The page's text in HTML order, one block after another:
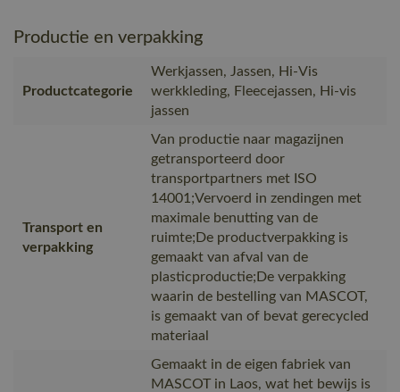
Productie en verpakking
Productcategorie
Werkjassen, Jassen, Hi-Vis
werkkleding, Fleecejassen, Hi-vis
jassen
Transport en
verpakking
Van productie naar magazijnen
getransporteerd door
transportpartners met ISO
14001;Vervoerd in zendingen met
maximale benutting van de
ruimte;De productverpakking is
gemaakt van afval van de
plasticproductie;De verpakking
waarin de bestelling van MASCOT,
is gemaakt van of bevat gerecycled
materiaal
Gemaakt in de eigen fabriek van
MASCOT in Laos, wat het bewijs is